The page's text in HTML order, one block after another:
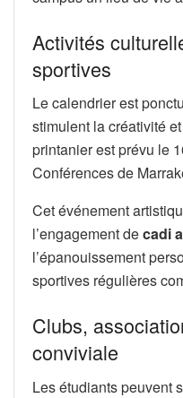
Activités
sportives
Le calendrier est
stimulent la créativité
printanier est prévu le
Conférences de
Cet événement
l’engagement decadi
l’épanouissement
sportives régulières
Clubs,
conviviale
Les étudiants peuvent